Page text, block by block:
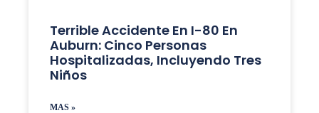
Terrible Accidente En I-80 En
Auburn: Cinco Personas
Hospitalizadas, Incluyendo Tres
Niños
MAS »